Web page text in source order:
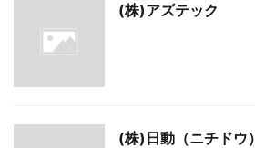
(株)アズテック
(株)日動（ニチドウ）